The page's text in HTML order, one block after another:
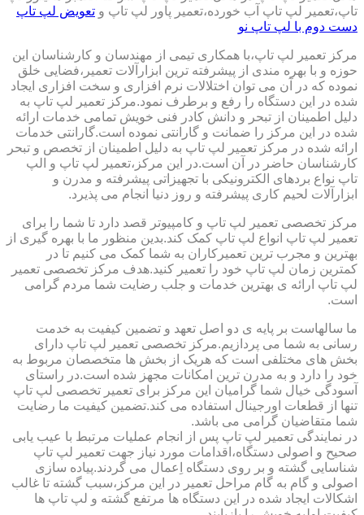
تاپ،تعمیر لپ تاپ آب خورده،تعمیر پاور لپ تاپ و تعویض لپ تاپ
دست دوم با لپ تاپ نو
مرکز تعمیر لپ تاپ،با همکاری تیمی از مهندسان و کارشناسان این
حوزه و با بهره مندی از پیشرفته ترین ابزارآلات تعمیر،فضایی خلق
نموده که در آن می توان اختلالات نرم افزاری و سخت افزاری ایجاد
شده در این دستگاه را رفع و برطرف نمود.مرکز تعمیر لپ تاپ به
دلیل اطمینان از تبحر و دانش کادر فنی خویش تمامی خدمات ارائه
شده در این مرکز را ضمانت و گارانتی نموده است.گارانتی خدمات
ارائه شده در مرکز تعمیر لپ تاپ به دلیل اطمینان از تخصص و تبحر
کارشناسان حاضر در آن است.در این مرکز،تعمیر لپ تاپ و الپ
تاپ نواع بردهای الکترونیکی با تجهیزاتی پیشرفته و مدرن و
ابزارآلات لحیم کاری پیشرفته و روز دنیا انجام می پذیرد.
مرکز تخصصی تعمیر لپ تاپ و کامپیوتر قصد دارد تا شما را برای
تعمیر لپ تاپ انواع لپ تاپ کمک کند.بدین منظور ما با بهره گیری از
بهترین و مجرب ترین تعمیرکاران به شما کمک می کنیم تا در
کمترین زمان لپ تاپ خود را تعمیر کنید.هدف مرکز تخصصی تعمیر
لپ تاپ ارائه ی بهترین خدمات و جلب رضایت شما مردم گرامی
است.
ما سالهاست بر پایه ی دو اصل تعهد و تضمین کیفیت به خدمت
رسانی به شما می پردازیم.مرکز تخصصی تعمیر لپ تاپ دارای
بخش های مختلفی است که هریک از بخش ها متخصصان مربوط به
خود را دارد و به مدرن ترین امکانات مجهز شده است.در راستای
آسودگی خیال شما گرامیان این مرکز برای تعمیر تخصصی لپ تاپ
تنها از قطعات اورجینال استفاده می کند.تضمین کیفیت ما رضایت
شما متقاضیان گرامی می باشد.
در نمایندگی تعمیر لپ تاپ پس از انجام عملیات مرتبط با عیب یابی
صحیح و اصولی دستگاه،اقدامات مورد نیاز جهت تعمیر لپ تاپ
شناسایی گشته و بر روی دستگاه اِعمال می گردند.پیاده سازی
اصولی و گام به گام مراحل تعمیر در این مرکز،سبب گشته تا غالب
اشکالات ایجاد شده در این دستگاه ها مرتفع گشته و لپ تاپ ها